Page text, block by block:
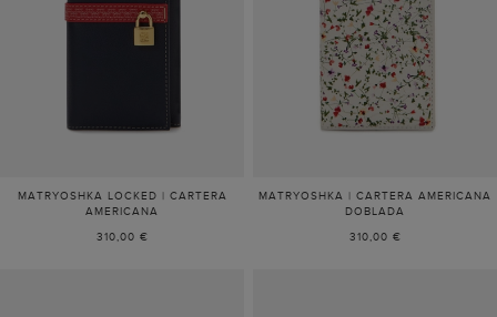
MATRYOSHKA LOCKED | CARTERA
AMERICANA
310,00 €
MATRYOSHKA | CARTERA AMERICANA
DOBLADA
310,00 €